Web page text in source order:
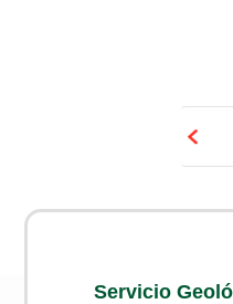
Servicio